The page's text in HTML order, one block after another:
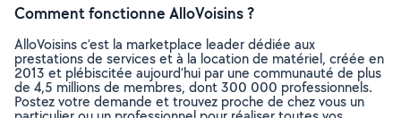
Comment fonctionne AlloVoisins ?
AlloVoisins c’est la marketplace leader dédiée aux
prestations de services et à la location de matériel, créée en
2013 et plébiscitée aujourd’hui par une communauté de plus
de 4,5 millions de membres, dont 300 000 professionnels.
Postez votre demande et trouvez proche de chez vous un